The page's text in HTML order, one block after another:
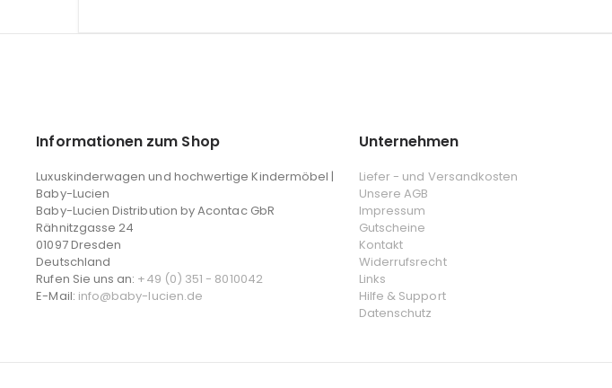
Informationen zum Shop
Luxuskinderwagen und hochwertige Kindermöbel |
Baby-Lucien
Baby-Lucien Distribution by Acontac GbR
Rähnitzgasse 24
01097 Dresden
Deutschland
Rufen Sie uns an: +49 (0) 351 - 8010042
E-Mail: info@baby-lucien.de
Unternehmen
Liefer - und Versandkosten
Unsere AGB
Impressum
Gutscheine
Kontakt
Widerrufsrecht
Links
Hilfe & Support
Datenschutz